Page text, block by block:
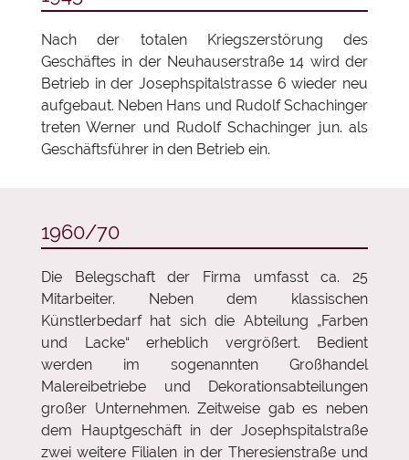
Nach der totalen Kriegszerstörung des
Geschäftes in der Neuhauserstraße 14 wird der
Betrieb in der Josephspitalstrasse 6 wieder neu
aufgebaut. Neben Hans und Rudolf Schachinger
treten Werner und Rudolf Schachinger jun. als
Geschäftsführer in den Betrieb ein.
1960/70
Die Belegschaft der Firma umfasst ca. 25
Mitarbeiter. Neben dem klassischen
Künstlerbedarf hat sich die Abteilung „Farben
und Lacke“ erheblich vergrößert. Bedient
werden im sogenannten Großhandel
Malereibetriebe und Dekorationsabteilungen
großer Unternehmen. Zeitweise gab es neben
dem Hauptgeschäft in der Josephspitalstraße
zwei weitere Filialen in der Theresienstraße und